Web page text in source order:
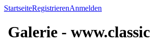
StartseiteRegistrierenAnmelden
Galerie -